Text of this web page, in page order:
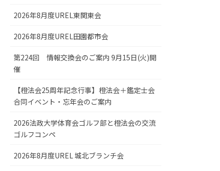
2026年8月度UREL東関東会
2026年8月度UREL田園都市会
第224回 情報交換会のご案内 9月15日(火)開
催
【橙法会25周年記念行事】橙法会＋鑑定士会
合同イベント・忘年会のご案内
2026法政大学体育会ゴルフ部と橙法会の交流
ゴルフコンペ
2026年8月度UREL 城北ブランチ会